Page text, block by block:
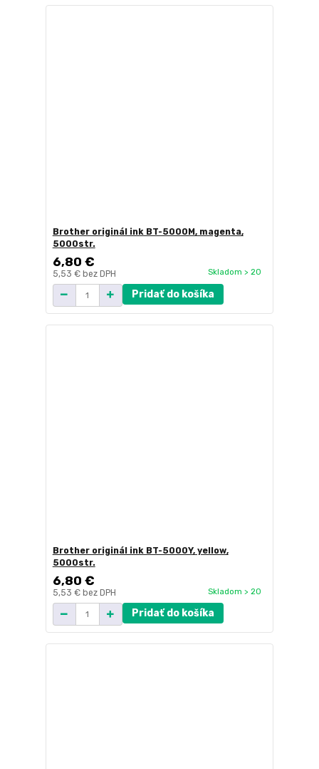
Brother originál ink BT-5000M, magenta,
5000str.
6,80 €
5,53 € bez DPH Skladom > 20
Pridať do košíka
Brother originál ink BT-5000Y, yellow,
5000str.
6,80 €
5,53 € bez DPH Skladom > 20
Pridať do košíka